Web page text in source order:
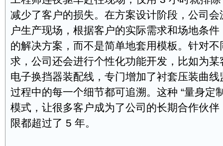
减少了客户的损失。在方案设计阶段，公司
户生产现场，根据客户的实际需求和场地条
的解决方案，而不是简单地套用模板。针对
求，公司还会进行个性化功能开发，比如为
电子换挡器装配线，专门增加了衬套压装曲
过程中的每一个细节都可追溯。这种 “量身定
模式，让很多客户成为了公司的长期合作伙
限都超过了 5 年。